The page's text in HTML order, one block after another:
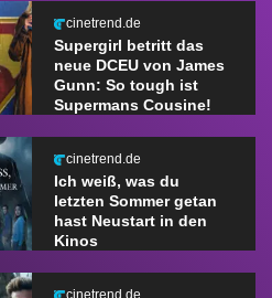
cinetrend.de
Supergirl betritt das
neue DCEU von James
Gunn: So tough ist
Supermans Cousine!
cinetrend.de
Ich weiß, was du
letzten Sommer getan
hast Neustart in den
Kinos